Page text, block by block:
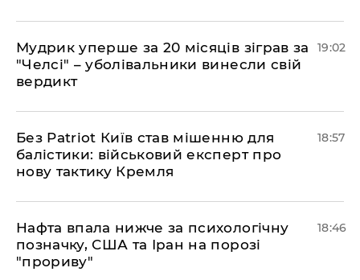
​Мудрик уперше за 20 місяців зіграв за
"Челсі" – уболівальники винесли свій
вердикт
19:02
​Без Patriot Київ став мішенню для
балістики: військовий експерт про
нову тактику Кремля
18:57
​Нафта впала нижче за психологічну
позначку, США та Іран на порозі
"прориву"
18:46